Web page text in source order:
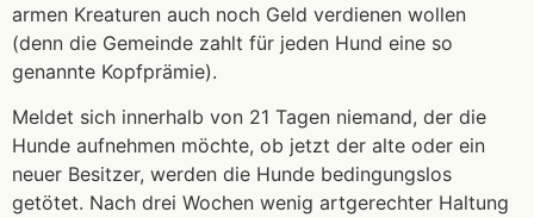
armen Kreaturen auch noch Geld verdienen wollen
(denn die Gemeinde zahlt für jeden Hund eine so
genannte Kopfprämie).
Meldet sich innerhalb von 21 Tagen niemand, der die
Hunde aufnehmen möchte, ob jetzt der alte oder ein
neuer Besitzer, werden die Hunde bedingungslos
getötet. Nach drei Wochen wenig artgerechter Haltung